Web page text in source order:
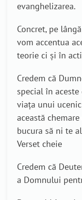
evanghelizarea.
Concret, pe
vom accentua
teorie ci și în
Credem că
special în
viața unui
această
bucura să ni te
Verset cheie
Credem că
a Domnului